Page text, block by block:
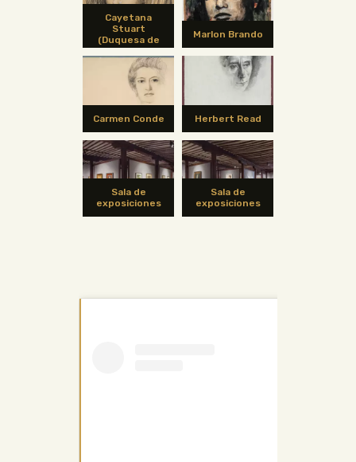
Cayetana
Stuart
(Duquesa de
Alba)
Marlon Brando
Carmen Conde Herbert Read
Sala de
exposiciones
Sala de
exposiciones